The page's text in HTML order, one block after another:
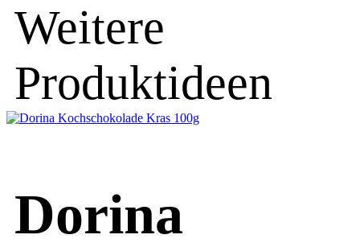
Weitere
Produktideen
Dorina